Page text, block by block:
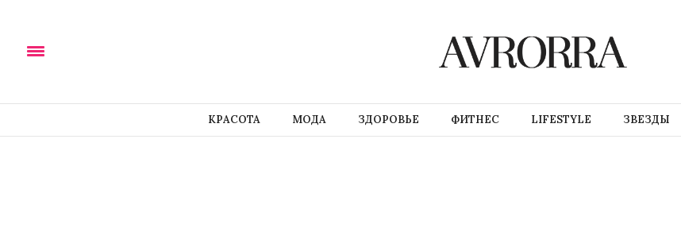
КРАСОТА МОДА ЗДОРОВЬЕ ФИТНЕС LIFESTYLE ЗВЕЗДЫ